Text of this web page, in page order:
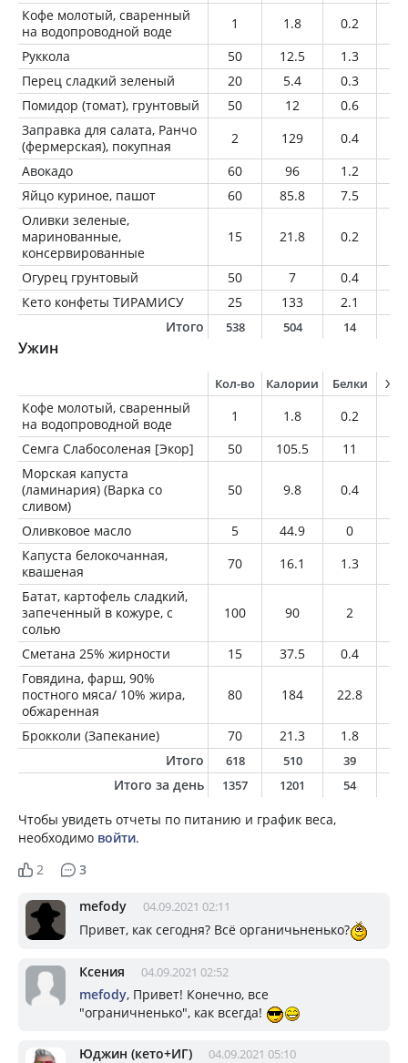
Кофе молотый, сваренный
на водопроводной воде
1 1.8 0.2
Руккола
50 12.5 1.3
Перец сладкий зеленый
20 5.4 0.3
Помидор (томат), грунтовый
50 12 0.6
Заправка для салата, Ранчо
(фермерская), покупная
2 129 0.4
Авокадо
60 96 1.2
Яйцо куриное, пашот
60 85.8 7.5
Оливки зеленые,
маринованные,
консервированные
15 21.8 0.2
Огурец грунтовый 50 7 0.4
Кето конфеты ТИРАМИСУ
25 133 2.1
Итого
538 504 14
Ужин
Кол-во Калории Белки
Кофе молотый, сваренный
на водопроводной воде
1 1.8 0.2
Семга Слабосоленая [Экор]
50 105.5 11
Морская капуста
(ламинария) (Варка со
сливом)
50 9.8 0.4
Оливковое масло 5 44.9 0
Капуста белокочанная,
квашеная
70 16.1 1.3
Батат, картофель сладкий,
запеченный в кожуре, с
солью
100 90 2
Сметана 25% жирности 15 37.5 0.4
Говядина, фарш, 90%
постного мяса/ 10% жира,
обжаренная
80 184 22.8
Брокколи (Запекание) 70 21.3 1.8
Итого
618 510 39
Итого за день 1357 1201 54
Чтобы увидеть отчеты по питанию и график веса,
необходимо войти.
2
3
mefody 04.09.2021 02:11
Привет, как сегодня? Всё органичьненько?
Ксения 04.09.2021 02:52
mеfоdу, Привет! Конечно, все
"ограничненько", как всегда!
Юджин (кето+ИГ) 04.09.2021 05:10